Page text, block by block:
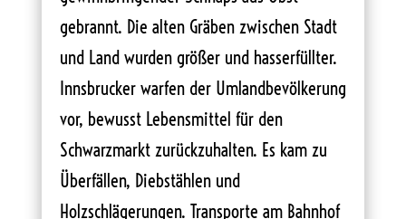
gebrannt. Die alten Gräben zwischen Stadt
und Land wurden größer und hasserfüllter.
Innsbrucker warfen der Umlandbevölkerung
vor, bewusst Lebensmittel für den
Schwarzmarkt zurückzuhalten. Es kam zu
Überfällen, Diebstählen und
Holzschlägerungen. Transporte am Bahnhof